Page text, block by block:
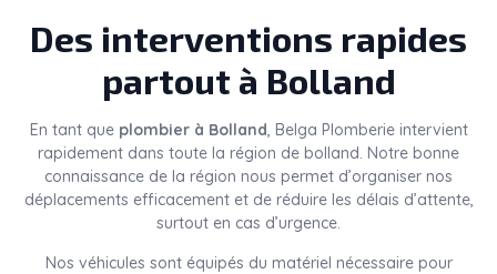
Des interventions rapides
partout à Bolland
En tant que plombier à Bolland, Belga Plomberie intervient
rapidement dans toute la région de bolland. Notre bonne
connaissance de la région nous permet d’organiser nos
déplacements efficacement et de réduire les délais d’attente,
surtout en cas d’urgence.
Nos véhicules sont équipés du matériel nécessaire pour